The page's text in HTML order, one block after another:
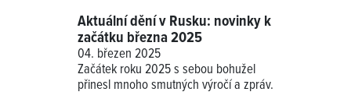
Aktuální dění v Rusku: novinky k
začátku března 2025
04. březen 2025
Začátek roku 2025 s sebou bohužel
přinesl mnoho smutných výročí a zpráv.